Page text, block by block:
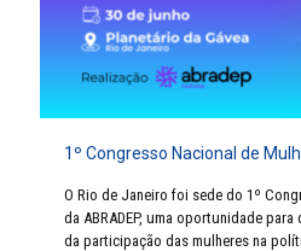
1º Congresso Nacional de
O Rio de Janeiro foi sede do 1º
da ABRADEP, uma oportunidade
da participação das mulheres na